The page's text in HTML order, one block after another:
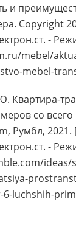
и
Copyright
-
mebel/
mebel-
Квартира-
со
Румбл,
-
ideas/
luchshih-